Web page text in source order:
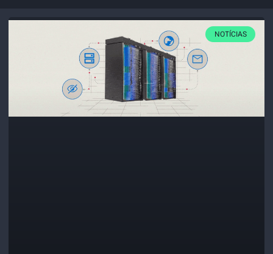
NOTÍCIAS